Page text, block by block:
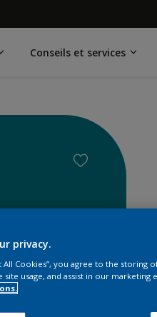
Conseils et services
privacy.
All Cookies”, you agree to the
site usage, and assist in our marketing